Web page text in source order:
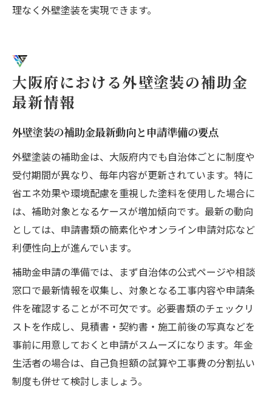
理なく外壁塗装を実現できます。
大阪府における外壁塗装の補助金
最新情報
外壁塗装の補助金最新動向と申請準備の要点
外壁塗装の補助金は、大阪府内でも自治体ごとに制度や
受付期間が異なり、毎年内容が更新されています。特に
省エネ効果や環境配慮を重視した塗料を使用した場合に
は、補助対象となるケースが増加傾向です。最新の動向
としては、申請書類の簡素化やオンライン申請対応など
利便性向上が進んでいます。
補助金申請の準備では、まず自治体の公式ページや相談
窓口で最新情報を収集し、対象となる工事内容や申請条
件を確認することが不可欠です。必要書類のチェックリ
ストを作成し、見積書・契約書・施工前後の写真などを
事前に用意しておくと申請がスムーズになります。年金
生活者の場合は、自己負担額の試算や工事費の分割払い
制度も併せて検討しましょう。